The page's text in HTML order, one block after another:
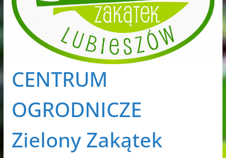
CENTRUM
OGRODNICZE
Zielony Zakątek